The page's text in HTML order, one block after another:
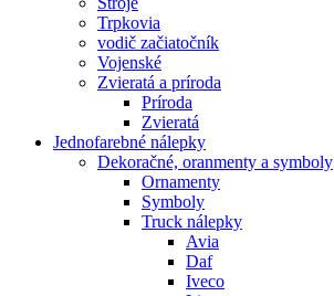
Trpkovia
vodič začiatočník
Vojenské
Zvieratá a príroda
Príroda
Zvieratá
Jednofarebné nálepky
Dekoračné, oranmenty a symboly
Ornamenty
Symboly
Truck nálepky
Avia
Daf
Iveco